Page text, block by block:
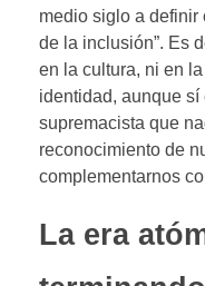
medio siglo a definir
de la inclusión”. Es
en la cultura, ni en
identidad, aunque
supremacista que
reconocimiento de
complementarnos
La era